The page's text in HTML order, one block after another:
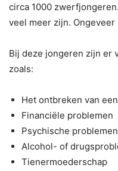
circa 1000
veel meer zijn.
Bij deze jongeren zijn er
zoals:
Het ontbreken van
Financiële problemen
Psychische problemen
Alcohol- of
Tienermoederschap